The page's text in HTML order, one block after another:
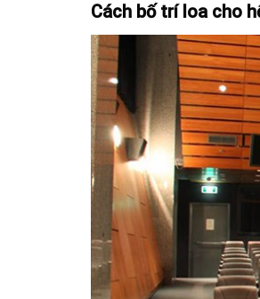
Cách bố trí loa cho